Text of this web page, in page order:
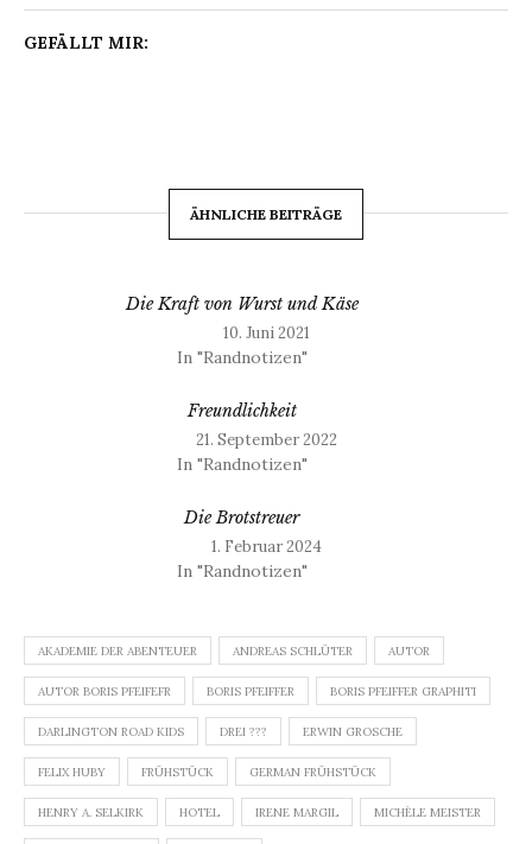
GEFÄLLT MIR:
ÄHNLICHE BEITRÄGE
Die Kraft von Wurst und Käse
10. Juni 2021
In "Randnotizen"
Freundlichkeit
21. September 2022
In "Randnotizen"
Die Brotstreuer
1. Februar 2024
In "Randnotizen"
AKADEMIE DER ABENTEUER ANDREAS SCHLÜTER AUTOR
AUTOR BORIS PFEIFEFR BORIS PFEIFFER BORIS PFEIFFER GRAPHITI
DARLINGTON ROAD KIDS DREI ??? ERWIN GROSCHE
FELIX HUBY FRÜHSTÜCK GERMAN FRÜHSTÜCK
HENRY A. SELKIRK HOTEL IRENE MARGIL MICHÈLE MEISTER